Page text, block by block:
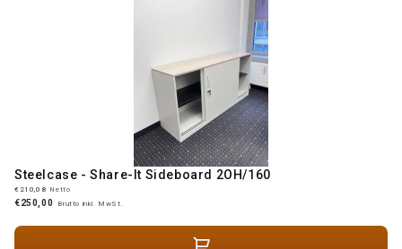
Steelcase - Share-It Sideboard 2OH/160
€210,08 Netto
€250,00 Brutto inkl. MwSt.